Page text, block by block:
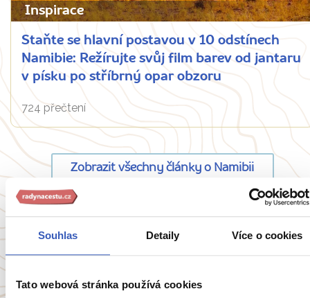
Souhlas Detaily Více o cookies
Tato webová stránka používá cookies
Inspirace
Staňte se hlavní postavou v 10 odstínech
Namibie: Režírujte svůj film barev od jantaru
v písku po stříbrný opar obzoru
724 přečtení
Zobrazit všechny články o Namibii
Oblíbené cíle
Anglie Belgie Francie